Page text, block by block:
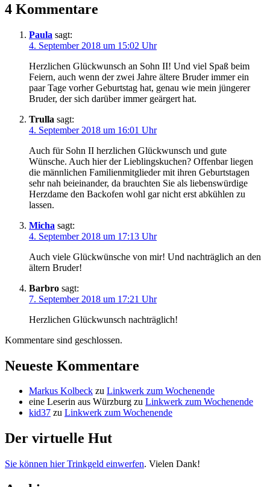
4 Kommentare
Paula sagt:
4. September 2018 um 15:02 Uhr
Herzlichen Glückwunsch an Sohn II! Und viel Spaß beim
Feiern, auch wenn der zwei Jahre ältere Bruder immer ein
paar Tage vorher Geburtstag hat, genau wie mein jüngerer
Bruder, der sich darüber immer geärgert hat.
Trulla sagt:
4. September 2018 um 16:01 Uhr
Auch für Sohn II herzlichen Glückwunsch und gute
Wünsche. Auch hier der Lieblingskuchen? Offenbar liegen
die männlichen Familienmitglieder mit ihren Geburtstagen
sehr nah beieinander, da brauchten Sie als liebenswürdige
Herzdame den Backofen wohl gar nicht erst abkühlen zu
lassen.
Micha sagt:
4. September 2018 um 17:13 Uhr
Auch viele Glückwünsche von mir! Und nachträglich an den
ältern Bruder!
Barbro sagt:
7. September 2018 um 17:21 Uhr
Herzlichen Glückwunsch nachträglich!
Kommentare sind geschlossen.
Neueste Kommentare
Markus Kolbeck zu Linkwerk zum Wochenende
eine Leserin aus Würzburg zu Linkwerk zum Wochenende
kid37 zu Linkwerk zum Wochenende
Der virtuelle Hut
Sie können hier Trinkgeld einwerfen. Vielen Dank!